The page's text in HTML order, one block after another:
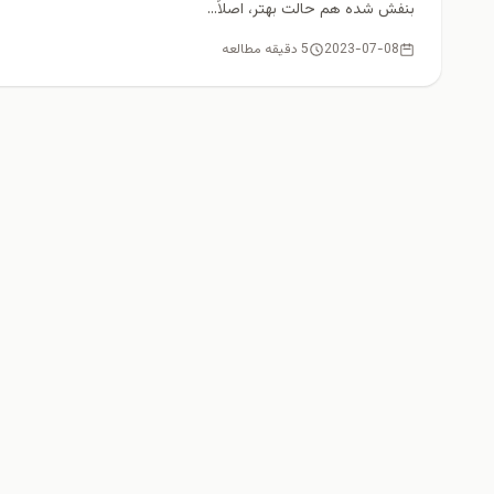
بنفش شده هم حالت بهتر، اصلاً...
2023-07-08 5 دقیقه مطالعه